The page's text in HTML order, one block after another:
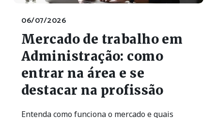
06/07/2026
Mercado de trabalho em
Administração: como
entrar na área e se
destacar na profissão
Entenda como funciona o mercado e quais